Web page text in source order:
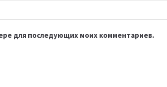
для последующих моих комментариев.